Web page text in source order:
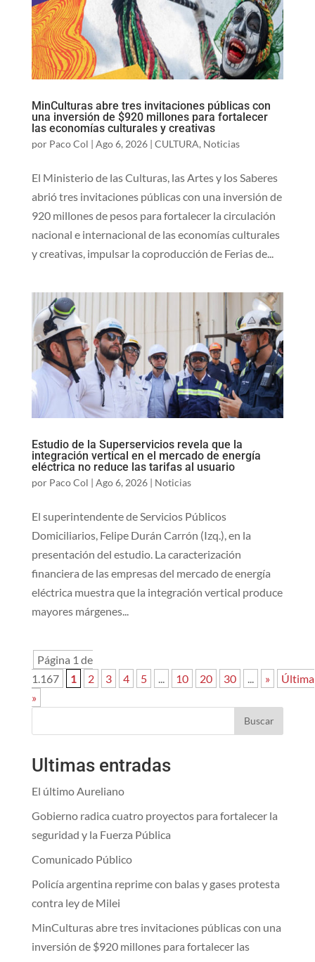
MinCulturas abre tres invitaciones públicas con
una inversión de $920 millones para fortalecer
las economías culturales y creativas
por Paco Col | Ago 6, 2026| CULTURA, Noticias
El Ministerio de las Culturas, las Artes y los Saberes
abrió tres invitaciones públicas con una inversión de
920 millones de pesos para fortalecer la circulación
nacional e internacional de las economías culturales
y creativas, impulsar la coproducción de Ferias de...
Estudio de la Superservicios revela que la
integración vertical en el mercado de energía
eléctrica no reduce las tarifas al usuario
por Paco Col | Ago 6, 2026| Noticias
El superintendente de Servicios Públicos
Domiciliarios, Felipe Durán Carrón (Izq.), en la
presentación del estudio. La caracterización
financiera de las empresas del mercado de energía
eléctrica muestra que la integración vertical produce
mayores márgenes...
Página 1 de
1.167
1 2 3 4 5 10 20 30 »
Última
»
Buscar
Ultimas entradas
El último Aureliano
Gobierno radica cuatro proyectos para fortalecer la
seguridad y la Fuerza Pública
Comunicado Público
Policía argentina reprime con balas y gases protesta
contra ley de Milei
MinCulturas abre tres invitaciones públicas con una
inversión de $920 millones para fortalecer las